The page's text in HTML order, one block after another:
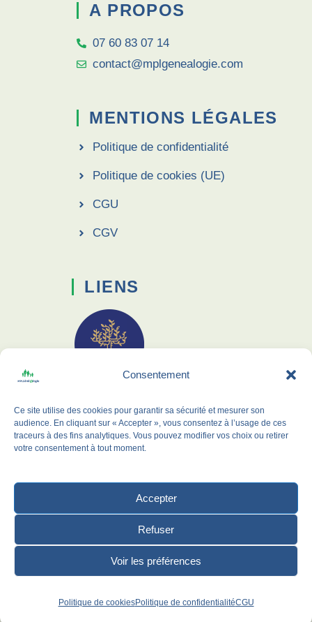
Consentement
Ce site utilise des cookies pour garantir sa sécurité et mesurer son
audience. En cliquant sur « Accepter », vous consentez à l’usage de ces
traceurs à des fins analytiques. Vous pouvez modifier vos choix ou retirer
votre consentement à tout moment.
Accepter
Refuser
Voir les préférences
Politique de cookiesPolitique de confidentialitéCGU
A PROPOS
07 60 83 07 14
contact@mplgenealogie.com
MENTIONS LÉGALES
Politique de confidentialité
Politique de cookies (UE)
CGU
CGV
LIENS
CLG Formation
Archives 38
RÉSEAUX SOCIAUX